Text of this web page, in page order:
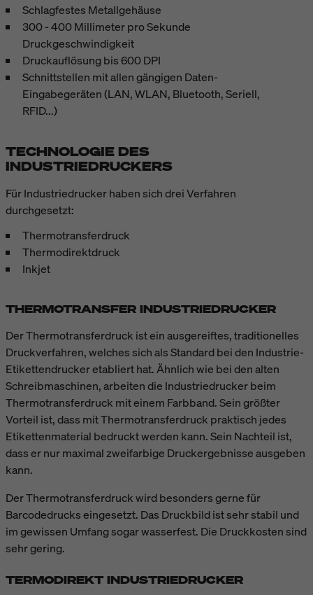
Schlagfestes Metallgehäuse
300 - 400 Millimeter pro Sekunde
Druckgeschwindigkeit
Druckauflösung bis 600 DPI
Schnittstellen mit allen gängigen Daten-
Eingabegeräten (LAN, WLAN, Bluetooth, Seriell,
RFID...)
TECHNOLOGIE DES
INDUSTRIEDRUCKERS
Für Industriedrucker haben sich drei Verfahren
durchgesetzt:
Thermotransferdruck
Thermodirektdruck
Inkjet
THERMOTRANSFER INDUSTRIEDRUCKER
Der Thermotransferdruck ist ein ausgereiftes, traditionelles
Druckverfahren, welches sich als Standard bei den Industrie-
Etikettendrucker etabliert hat. Ähnlich wie bei den alten
Schreibmaschinen, arbeiten die Industriedrucker beim
Thermotransferdruck mit einem Farbband. Sein größter
Vorteil ist, dass mit Thermotransferdruck praktisch jedes
Etikettenmaterial bedruckt werden kann. Sein Nachteil ist,
dass er nur maximal zweifarbige Druckergebnisse ausgeben
kann.
Der Thermotransferdruck wird besonders gerne für
Barcodedrucks eingesetzt. Das Druckbild ist sehr stabil und
im gewissen Umfang sogar wasserfest. Die Druckkosten sind
sehr gering.
TERMODIREKT INDUSTRIEDRUCKER